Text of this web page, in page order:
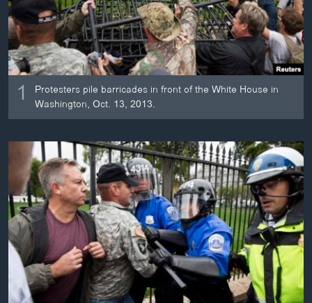
ພາສາອັງກິດ
ວີດີໂອ
ສຽງ
ລາຍການກະຈາຍສຽງ
ຕິດຕາມພວກເຮົາ ທີ່
ພາສາຕ່າງໆ
1
Protesters pile barricades in front of the White House in
Washington, Oct. 13, 2013.